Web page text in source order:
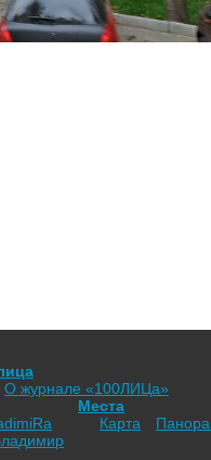
О журнале «100ЛИЦа»
Места
Карта